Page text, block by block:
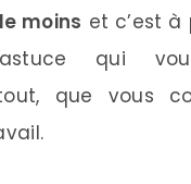
moins et c’est
qui
que vous